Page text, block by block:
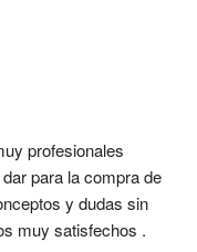
profesionales
para la compra de
y dudas sin
muy satisfechos .